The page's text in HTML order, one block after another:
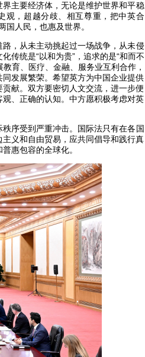
主要经济体，无论是维护世界和平稳
观，超越分歧、相互尊重，把中英合
国人民，也惠及世界。
，从未主动挑起过一场战争，从未侵
传统是“以和为贵”，追求的是“和而不
育、医疗、金融、服务业互利合作，
发展繁荣。希望英方为中国企业提供
献。双方要密切人文交流，进一步便
、正确的认知。中方愿积极考虑对英
序受到严重冲击。国际法只有在各国
义和自由贸易，应共同倡导和践行真
惠包容的全球化。